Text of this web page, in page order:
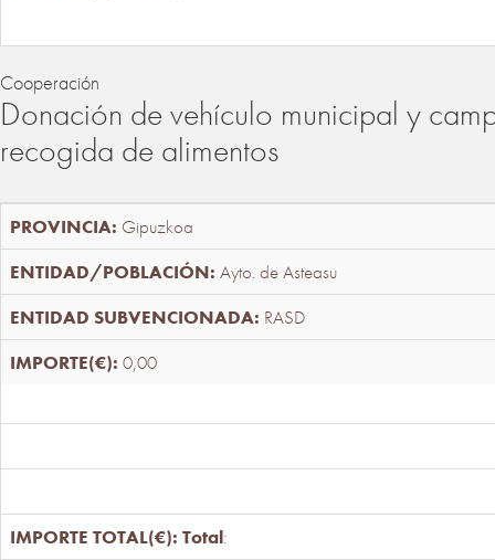
Cooperación
Donación de vehículo municipal y
recogida de alimentos
Gipuzkoa
Ayto. de Asteasu
RASD
0,00
Total: